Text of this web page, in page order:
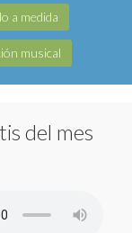
a medida
musical
del mes